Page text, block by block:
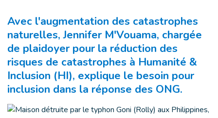
Avec l'augmentation des catastrophes
naturelles, Jennifer M'Vouama, chargée
de plaidoyer pour la réduction des
risques de catastrophes à Humanité &
Inclusion (HI), explique le besoin pour
inclusion dans la réponse des ONG.